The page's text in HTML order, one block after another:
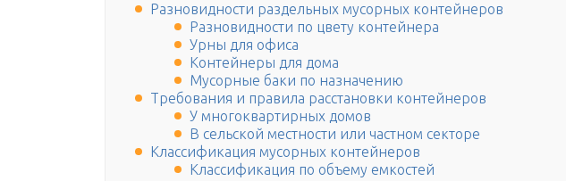
Разновидности раздельных мусорных контейнеров
Разновидности по цвету контейнера
Урны для офиса
Контейнеры для дома
Мусорные баки по назначению
Требования и правила расстановки контейнеров
У многоквартирных домов
В сельской местности или частном секторе
Классификация мусорных контейнеров
Классификация по объему емкостей